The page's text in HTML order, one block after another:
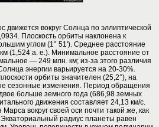
движется вокруг Солнца по эллиптической
Плоскость орбиты наклонена к
углом (1° 51'). Среднее расстояние
(1,524 а. е.). Минимальное расстояние от
— 249 млн. км; из-за этого различия
энергии варьируется на 20-30%.
орбиты значителен (25,2°), на
сезонные изменения. Период обращения
больше земного года (686,98 земных
движения составляет 24,13 км/с.
вокруг своей оси почти такой же, как
радиус планеты равен